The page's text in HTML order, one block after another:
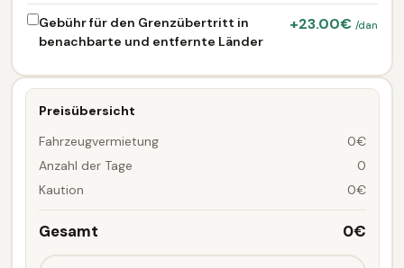
Preisübersicht
Fahrzeugvermietung
0€
Anzahl der Tage
0
Kaution
0€
Gesamt 0€
Gebühr für den Grenzübertritt in
benachbarte und entfernte Länder
+23.00€ /dan